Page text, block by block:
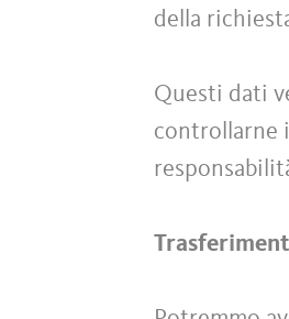
della
Questi dati
controllarne